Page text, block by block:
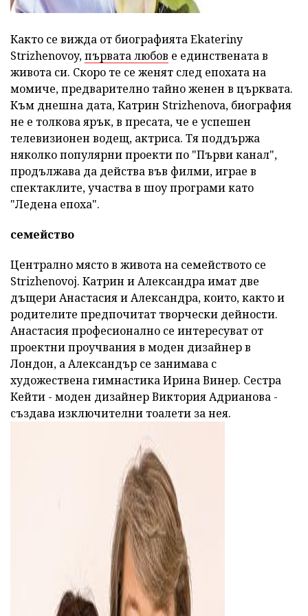
Както се вижда от биографията Ekateriny
Strizhenovoy,първата любов е единствената в
живота си. Скоро те се женят след епохата на
момиче, предварително тайно женен в църквата.
Към днешна дата, Катрин Strizhenova, биография
не е толкова ярък, в пресата, че е успешен
телевизионен водещ, актриса. Тя поддържа
няколко популярни проекти по "Първи канал",
продължава да действа във филми, играе в
спектаклите, участва в шоу програми като
"Ледена епоха".
семейство
Централно място в живота на семейството се
Strizhenovoj. Катрин и Александра имат две
дъщери Анастасия и Александра, които, както и
родителите предпочитат творчески дейности.
Анастасия професионално се интересуват от
проектни проучвания в моден дизайнер в
Лондон, а Александър се занимава с
художествена гимнастика Ирина Винер. Сестра
Кейти - моден дизайнер Виктория Адрианова -
създава изключителни тоалети за нея.